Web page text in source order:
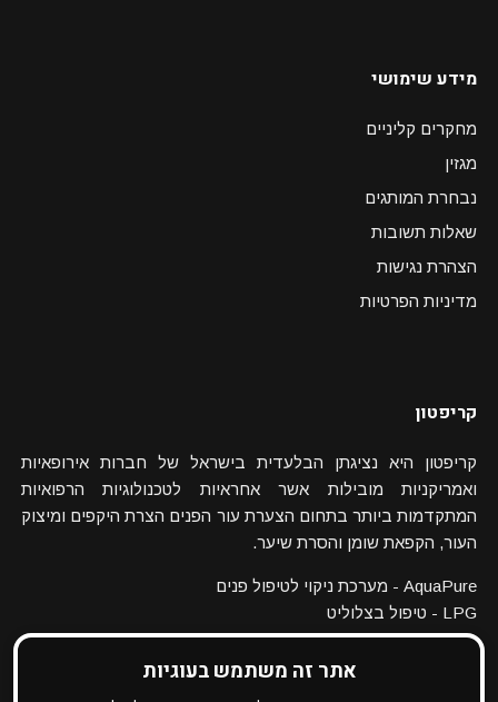
מידע שימושי
מחקרים קליניים
מגזין
נבחרת המותגים
שאלות תשובות
הצהרת נגישות
מדיניות הפרטיות
קריפטון
קריפטון היא נציגתן הבלעדית בישראל של חברות אירופאיות
ואמריקניות מובילות אשר אחראיות לטכנולוגיות הרפואיות
המתקדמות ביותר בתחום הצערת עור הפנים הצרת היקפים ומיצוק
העור, הקפאת שומן והסרת שיער.
AquaPure - מערכת ניקוי לטיפול פנים
LPG - טיפול בצלוליט
אתר זה משתמש בעוגיות